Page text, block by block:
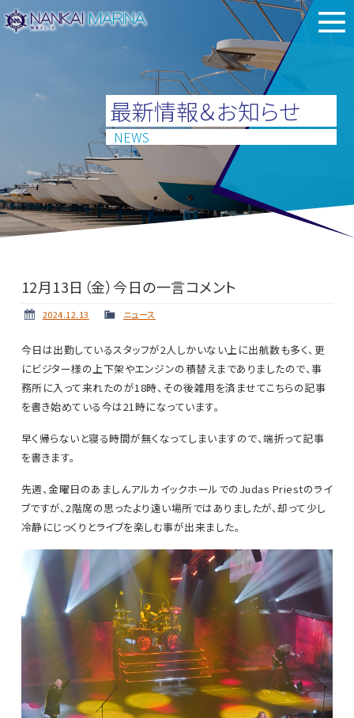
最新情報＆お知らせ
NEWS
12月13日（金）今日の一言コメント
2024.12.13 ニュース
今日は出勤しているスタッフが2人しかいない上に出航数も多く、更
にビジター様の上下架やエンジンの積替えまでありましたので、事
務所に入って来れたのが18時、その後雑用を済ませてこちらの記事
を書き始めている今は21時になっています。
早く帰らないと寝る時間が無くなってしまいますので、端折って記事
を書きます。
先週、金曜日のあましんアルカイックホールでのJudas Priestのライ
ブですが、2階席の思ったより遠い場所ではありましたが、却って少し
冷静にじっくりとライブを楽しむ事が出来ました。